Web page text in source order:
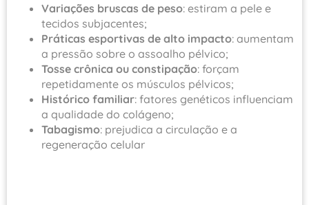
Variações bruscas de peso: estiram a pele e
tecidos subjacentes;
Práticas esportivas de alto impacto: aumentam
a pressão sobre o assoalho pélvico;
Tosse crônica ou constipação: forçam
repetidamente os músculos pélvicos;
Histórico familiar: fatores genéticos influenciam
a qualidade do colágeno;
Tabagismo: prejudica a circulação e a
regeneração celular